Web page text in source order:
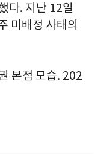
다. 지난 12일
미배정 사태의
본점 모습. 202